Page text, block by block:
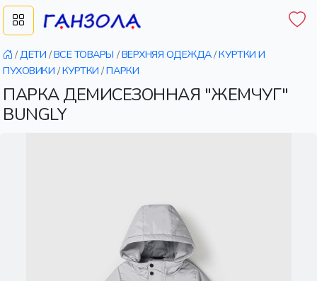
/ДЕТИ /ВСЕ ТОВАРЫ /ВЕРХНЯЯ ОДЕЖДА/КУРТКИ И
ПУХОВИКИ /КУРТКИ /ПАРКИ
ПАРКА ДЕМИСЕЗОННАЯ "ЖЕМЧУГ"
BUNGLY